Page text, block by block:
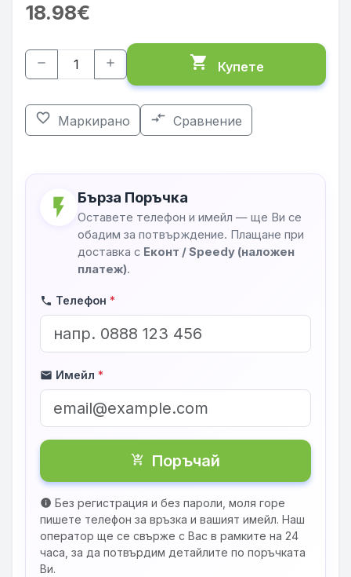
18.98€
remove add shopping_cart Купете
favorite_border Маркирано compare_arrows Сравнение
flash_on Бърза Поръчка
Оставете телефон и имейл — ще Ви се
обадим за потвърждение. Плащане при
доставка с Еконт / Speedy (наложен
платеж).
phone Телефон *
mail Имейл *
shopping_cart_checkout Поръчай
info Без регистрация и без пароли, моля горе
пишете телефон за връзка и вашият имейл. Наш
оператор ще се свърже с Вас в рамките на 24
часа, за да потвърдим детайлите по поръчката
Ви.